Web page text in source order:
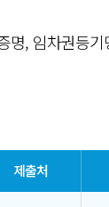
명, 임차권등
제출처